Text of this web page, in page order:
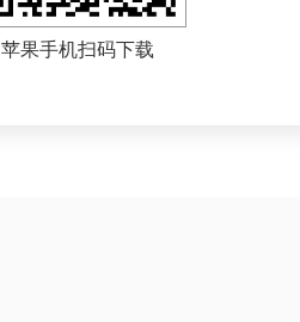
苹果手机扫码下载